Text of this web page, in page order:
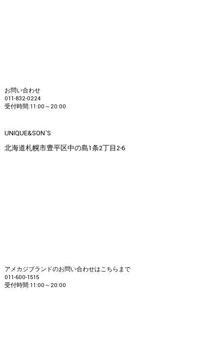
お問い合わせ
011-832-0224
受付時間:11:00～20:00
UNIQUE&SON'S
北海道札幌市豊平区中の島1条2丁目2-6
アメカジブランドのお問い合わせはこちらまで
011-600-1515
受付時間:11:00～20:00